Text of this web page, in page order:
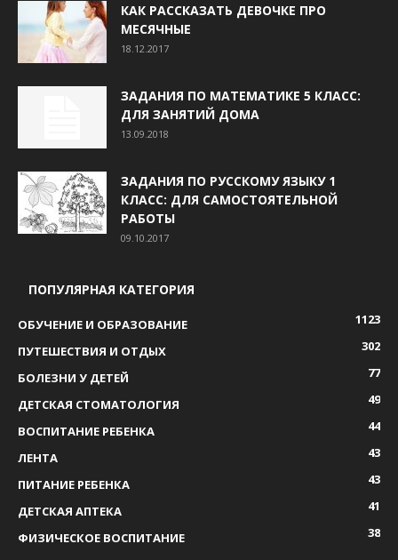
КАК РАССКАЗАТЬ ДЕВОЧКЕ ПРО
МЕСЯЧНЫЕ
18.12.2017
ЗАДАНИЯ ПО МАТЕМАТИКЕ 5 КЛАСС:
ДЛЯ ЗАНЯТИЙ ДОМА
13.09.2018
ЗАДАНИЯ ПО РУССКОМУ ЯЗЫКУ 1
КЛАСС: ДЛЯ САМОСТОЯТЕЛЬНОЙ
РАБОТЫ
09.10.2017
ПОПУЛЯРНАЯ КАТЕГОРИЯ
ОБУЧЕНИЕ И ОБРАЗОВАНИЕ
1123
ПУТЕШЕСТВИЯ И ОТДЫХ
302
БОЛЕЗНИ У ДЕТЕЙ
77
ДЕТСКАЯ СТОМАТОЛОГИЯ
49
ВОСПИТАНИЕ РЕБЕНКА
44
ЛЕНТА
43
ПИТАНИЕ РЕБЕНКА
43
ДЕТСКАЯ АПТЕКА
41
ФИЗИЧЕСКОЕ ВОСПИТАНИЕ
38